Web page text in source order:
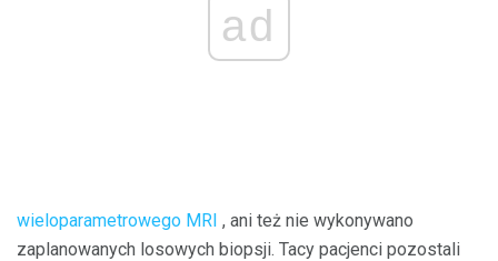
ad
wieloparametrowego MRI , ani też nie wykonywano
zaplanowanych losowych biopsji. Tacy pacjenci pozostali